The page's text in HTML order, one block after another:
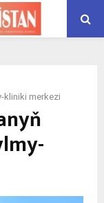
kliniki merkezi